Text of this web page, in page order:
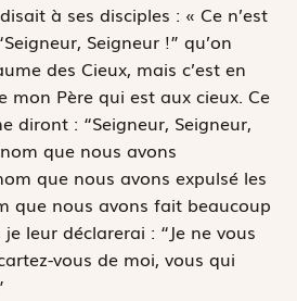
à ses disciples : « Ce n’est
Seigneur !” qu’on
des Cieux, mais c’est en
Père qui est aux cieux. Ce
diront : “Seigneur, Seigneur,
que nous avons
que nous avons expulsé les
que nous avons fait beaucoup
leur déclarerai : “Je ne vous
vous de moi, vous qui